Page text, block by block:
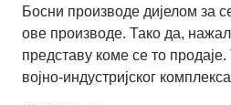
Босни производе дијелом за
ове производе. Тако да,
представу коме се то
војно-индустријског